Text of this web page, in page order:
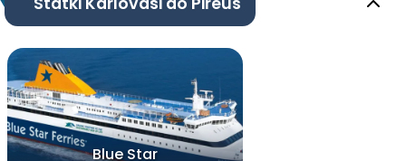
Blue Star